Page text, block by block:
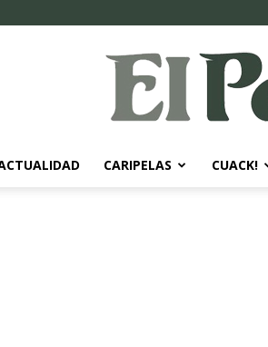
CARIPELAS CUACK!